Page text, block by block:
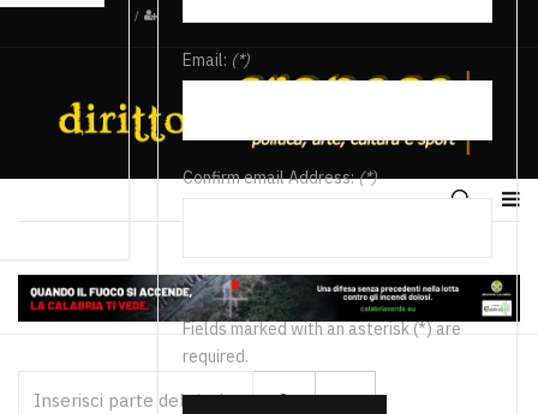
/
Email: (*)
Confirm email Address:(*)
Fields marked with an asterisk (*) are
required.